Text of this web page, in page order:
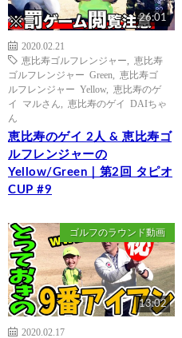
26:01
2020.02.21
恵比寿ゴルフレンジャー
恵比寿
ゴルフレンジャー Green
恵比寿ゴ
ルフレンジャー Yellow, 恵比寿のゲ
イ マルさん
恵比寿のゲイ DAIちゃ
ん
恵比寿のゲイ 2人 & 恵比寿ゴ
ルフレンジャーの
Yellow/Green｜第2回 タピオ
CUP #9
ゴルフのラウンド動画
13:02
2020.02.17